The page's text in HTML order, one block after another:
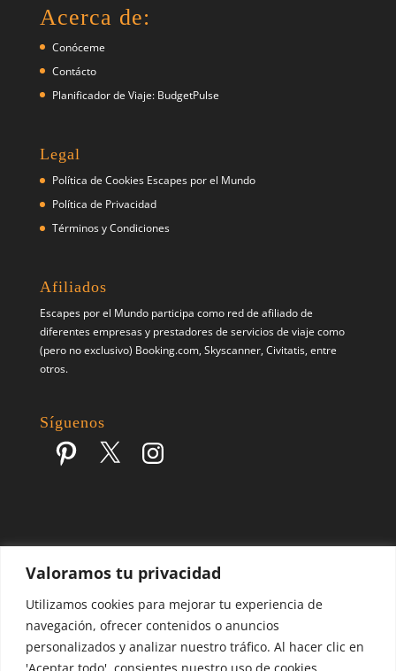
Valoramos tu privacidad
Utilizamos cookies para mejorar tu experiencia de
navegación, ofrecer contenidos o anuncios
personalizados y analizar nuestro tráfico. Al hacer clic en
'Aceptar todo', consientes nuestro uso de cookies.
Acerca de:
Conóceme
Contácto
Planificador de Viaje: BudgetPulse
Legal
Política de Cookies Escapes por el Mundo
Política de Privacidad
Términos y Condiciones
Afiliados
Escapes por el Mundo participa como red de afiliado de
diferentes empresas y prestadores de servicios de viaje como
(pero no exclusivo) Booking.com, Skyscanner, Civitatis, entre
otros.
Síguenos
Pinterest X Instagram
Escapes por el Mundo | Blog de Viajes | 2017 - 2026 ©